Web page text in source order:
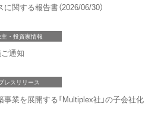
関する報告書（2026/06/30）
・投資家情報
通知
レスリリース
業を展開する「Multiplex社」の子会社化